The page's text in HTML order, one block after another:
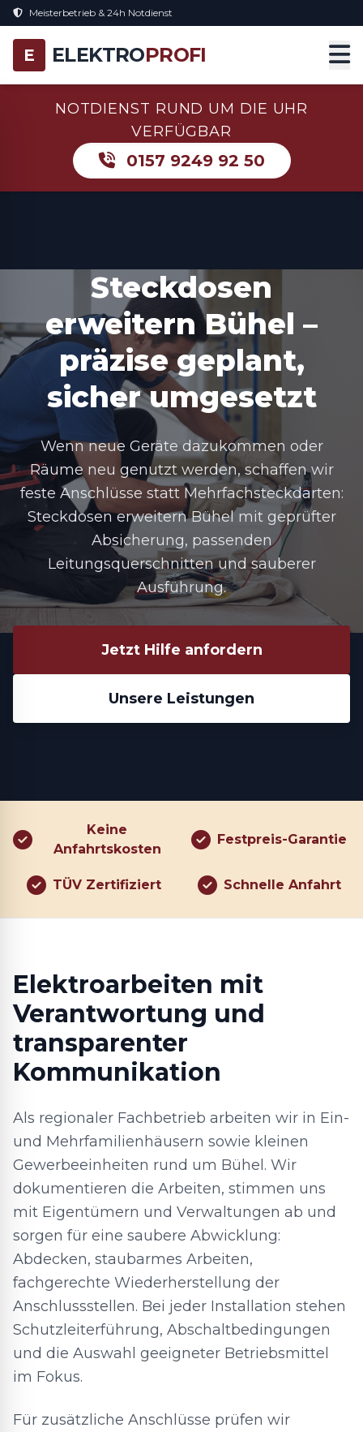
Meisterbetrieb & 24h Notdienst
E ELEKTROPROFI
NOTDIENST RUND UM DIE UHR
VERFÜGBAR
0157 9249 92 50
Steckdosen
erweitern Bühel –
präzise geplant,
sicher umgesetzt
Wenn neue Geräte dazukommen oder
Räume neu genutzt werden, schaffen wir
feste Anschlüsse statt Mehrfachsteckdarten:
Steckdosen erweitern Bühel mit geprüfter
Absicherung, passenden
Leitungsquerschnitten und sauberer
Ausführung.
Jetzt Hilfe anfordern
Unsere Leistungen
Keine
Anfahrtskosten
Festpreis-Garantie
TÜV Zertifiziert Schnelle Anfahrt
Elektroarbeiten mit
Verantwortung und
transparenter
Kommunikation
Als regionaler Fachbetrieb arbeiten wir in Ein-
und Mehrfamilienhäusern sowie kleinen
Gewerbeeinheiten rund um Bühel. Wir
dokumentieren die Arbeiten, stimmen uns
mit Eigentümern und Verwaltungen ab und
sorgen für eine saubere Abwicklung:
Abdecken, staubarmes Arbeiten,
fachgerechte Wiederherstellung der
Anschlussstellen. Bei jeder Installation stehen
Schutzleiterführung, Abschaltbedingungen
und die Auswahl geeigneter Betriebsmittel
im Fokus.
Für zusätzliche Anschlüsse prüfen wir